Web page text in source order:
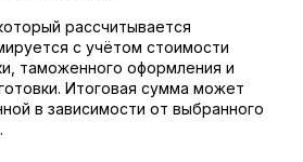
рассчитывается
с учётом стоимости
таможенного оформления и
Итоговая сумма может
в зависимости от выбранного